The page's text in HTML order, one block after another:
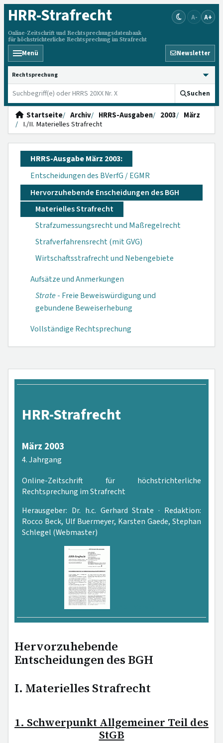
HRR-Strafrecht
Online-Zeitschrift und Rechtsprechungsdatenbank
für höchstrichterliche Rechtsprechung im Strafrecht
A- A+
Menü Newsletter
HRRS durchsuchen
Suchen
Startseite Archiv HRRS-Ausgaben 2003
März
I./II. Materielles Strafrecht
HRRS-Ausgabe März 2003:
Entscheidungen des BVerfG / EGMR
Hervorzuhebende Enscheidungen des BGH
Materielles Strafrecht
Strafzumessungsrecht und Maßregelrecht
Strafverfahrensrecht (mit GVG)
Wirtschaftsstrafrecht und Nebengebiete
Aufsätze und Anmerkungen
Strate- Freie Beweiswürdigung und
gebundene Beweiserhebung
Vollständige Rechtsprechung
HRR-Strafrecht
März 2003
4. Jahrgang
Online-Zeitschrift für höchstrichterliche
Rechtsprechung im Strafrecht
Herausgeber: Dr. h.c. Gerhard Strate · Redaktion:
Rocco Beck, Ulf Buermeyer, Karsten Gaede, Stephan
Schlegel (Webmaster)
Hervorzuhebende
Entscheidungen des BGH
I. Materielles Strafrecht
1. Schwerpunkt Allgemeiner Teil des
StGB